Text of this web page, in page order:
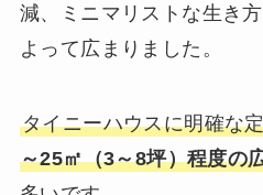
減、ミニマリストな生き
よって広まりました。
タイニーハウスに明確な
～25㎡（3～8坪）程度の